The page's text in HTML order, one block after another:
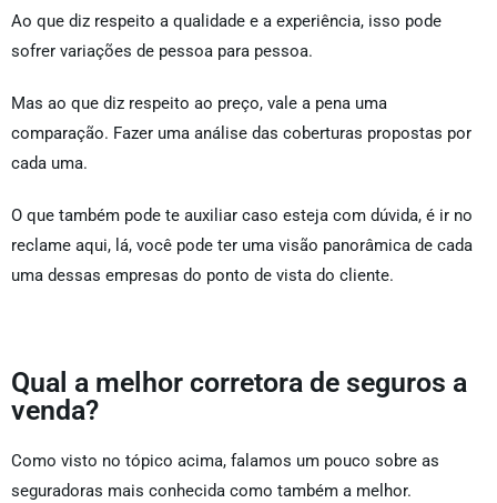
Ao que diz respeito a qualidade e a experiência, isso pode
sofrer variações de pessoa para pessoa.
Mas ao que diz respeito ao preço, vale a pena uma
comparação. Fazer uma análise das coberturas propostas por
cada uma.
O que também pode te auxiliar caso esteja com dúvida, é ir no
reclame aqui, lá, você pode ter uma visão panorâmica de cada
uma dessas empresas do ponto de vista do cliente.
Qual a melhor corretora de seguros a
venda?
Como visto no tópico acima, falamos um pouco sobre as
seguradoras mais conhecida como também a melhor.